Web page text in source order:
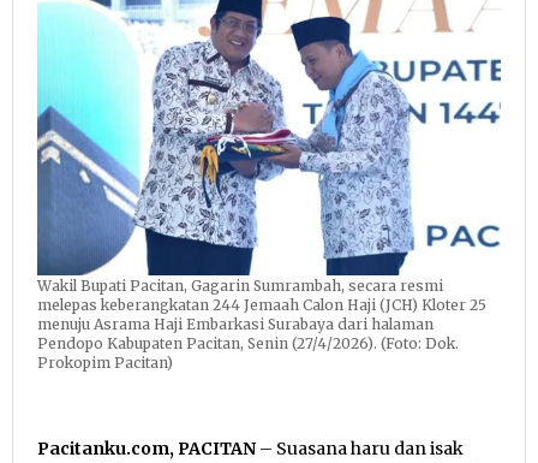
Wakil Bupati Pacitan, Gagarin Sumrambah, secara resmi
melepas keberangkatan 244 Jemaah Calon Haji (JCH) Kloter 25
menuju Asrama Haji Embarkasi Surabaya dari halaman
Pendopo Kabupaten Pacitan, Senin (27/4/2026). (Foto: Dok.
Prokopim Pacitan)
Pacitanku.com, PACITAN – Suasana haru dan isak